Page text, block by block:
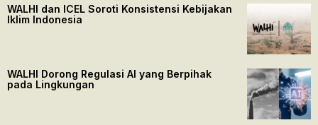
WALHI dan ICEL Soroti Konsistensi Kebijakan
Iklim Indonesia
WALHI Dorong Regulasi AI yang Berpihak
pada Lingkungan